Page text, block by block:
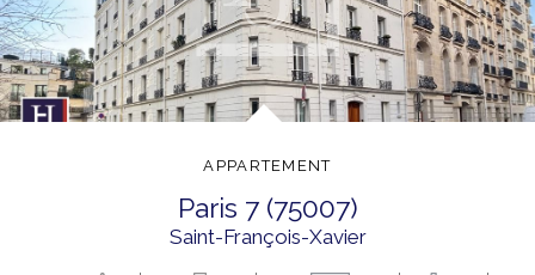
APPARTEMENT
paris 7 (75007)
Saint-François-Xavier